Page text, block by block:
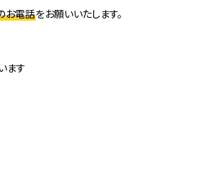
お電話をお願いいたします。
ます